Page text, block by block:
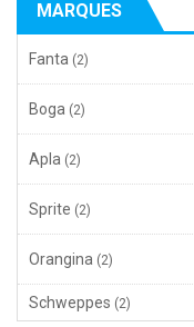
MARQUES
Fanta (2)
Boga (2)
Apla (2)
Sprite (2)
Orangina (2)
Schweppes (2)